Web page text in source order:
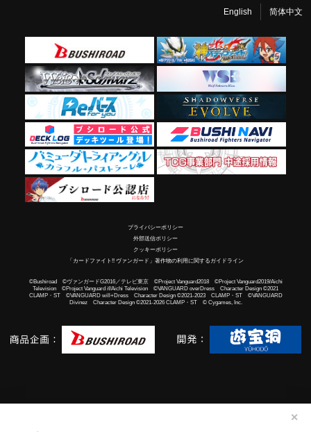
✕
English 简体中文
プライバシーポリシー
外部送信ポリシー
クッキーポリシー
「カードファイト!! ヴァンガード」著作物の利用に関するガイドライン
©Bushiroad ©ヴァンガードG2016／テレビ東京 ©Project Vanguard2018 ©Project Vanguard2019/Aichi
Television ©Project Vanguard if/Aichi Television ©VANGUARD overDress Character Design ©2021
CLAMP・ST ©VANGUARD will+Dress Character Design ©2021-2023 CLAMP・ST ©VANGUARD
Divinez Character Design ©2021-2026 CLAMP・ST © Cygames, Inc.